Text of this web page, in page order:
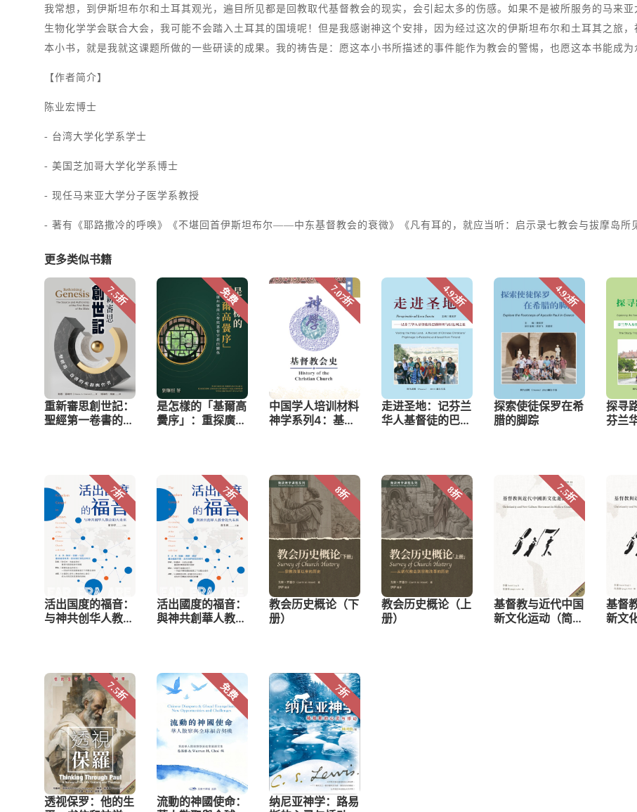
我常想，到伊斯坦布尔和土耳其观光，遍目所见都是回教取代基督教会的现实，会引起太多的伤感。如果不是被所服务的马来
生物化学学会联合大会，我可能不会踏入土耳其的国境呢！但是我感谢神这个安排，因为经过这次的伊斯坦布尔和土耳其之旅
本小书，就是我就这课题所做的一些研读的成果。我的祷告是：愿这本小书所描述的事件能作为教会的警惕，也愿这本书能成为
【作者简介】
陈业宏博士
- 台湾大学化学系学士
- 美国芝加哥大学化学系博士
- 现任马来亚大学分子医学系教授
- 著有《耶路撒冷的呼唤》《不堪回首伊斯坦布尔——中东基督教会的衰微》《凡有耳的，就应当听：启示录七教会与拔摩岛
更多类似书籍